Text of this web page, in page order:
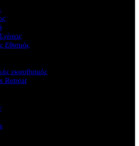
Εθισμός
εκφοβισμός
Retreat